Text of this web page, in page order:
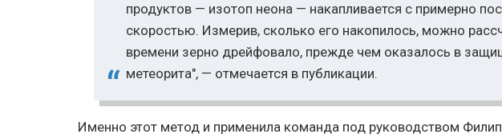
продуктов — изотоп неона — накапливается с примерно
скоростью. Измерив, сколько его накопилось, можно
времени зерно дрейфовало, прежде чем оказалось в
метеорита", — отмечается в публикации.
Именно этот метод и применила команда под руководством